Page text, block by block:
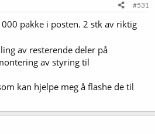
#531
pakke i posten. 2 stk av riktig
av resterende deler på
av styring til
kan hjelpe meg å flashe de til